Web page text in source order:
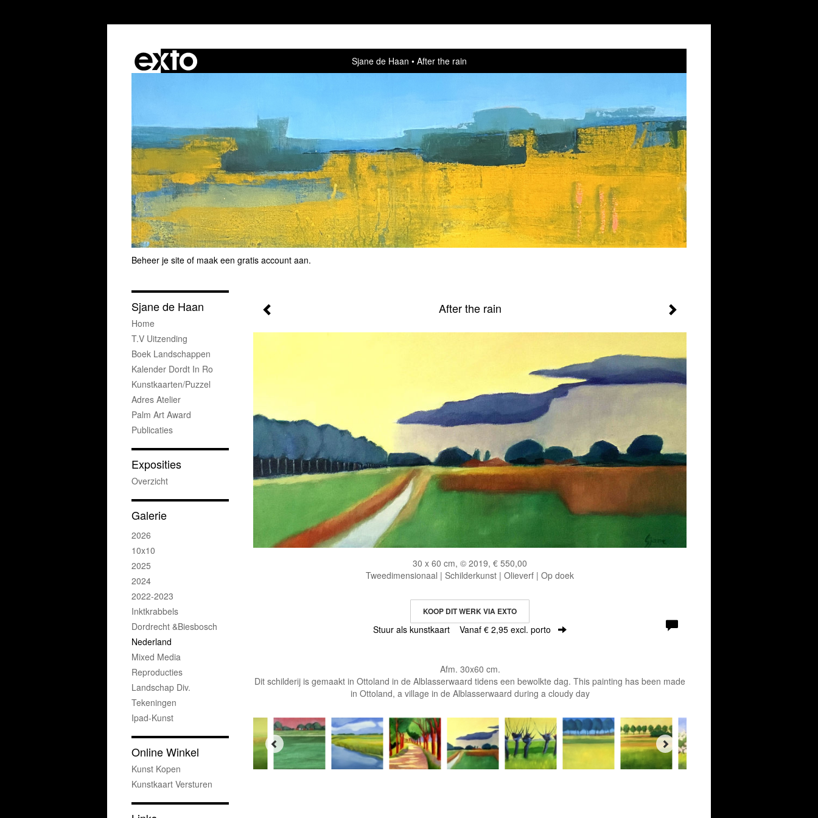
Sjane de Haan After the rain
Beheer je site of maak een gratis account aan.
After the rain
30 x 60 cm, © 2019, € 550,00
Tweedimensionaal | Schilderkunst | Olieverf | Op doek
KOOP DIT WERK VIA EXTO
Stuur als kunstkaart Vanaf € 2,95 excl. porto
Afm. 30x60 cm.
Dit schilderij is gemaakt in Ottoland in de Alblasserwaard tidens een bewolkte dag. This painting has been made
in Ottoland, a village in de Alblasserwaard during a cloudy day
Sjane de Haan
Home
T.v Uitzending
Boek Landschappen
Kalender Dordt In Ro
Kunstkaarten/puzzel
Adres Atelier
Palm Art Award
Publicaties
Exposities
Overzicht
Galerie
2026
10x10
2025
2024
2022-2023
Inktkrabbels
Dordrecht &Biesbosch
Nederland
Mixed Media
Reproducties
Landschap Div.
Tekeningen
Ipad-Kunst
Online Winkel
Kunst Kopen
Kunstkaart Versturen